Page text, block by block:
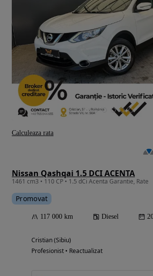
Nissan Qashqai 1.5 DCI ACENTA
1461 cm3 • 110 CP • 1.5 dCi Acenta Garantie, Rate
Promovat
117 000 km Diesel
Cristian (Sibiu)
Profesionist • Reactualizat
Calculeaza rata